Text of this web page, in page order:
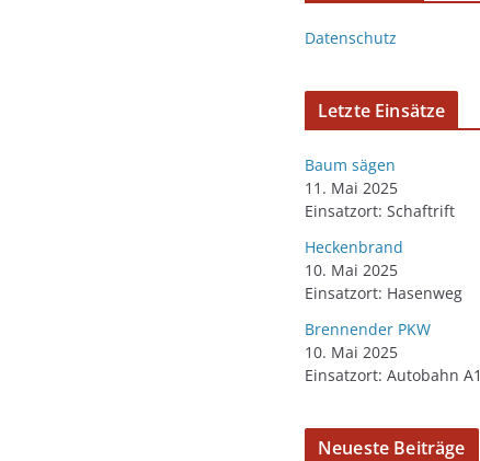
Datenschutz
Letzte Einsätze
Baum sägen
11. Mai 2025
Einsatzort: Schaftrift
Heckenbrand
10. Mai 2025
Einsatzort: Hasenweg
Brennender PKW
10. Mai 2025
Einsatzort: Autobahn A1
Neueste Beiträge